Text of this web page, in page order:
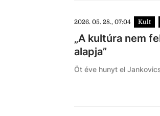
2026. 05. 28., 07:04 Kult
„A kultúra nem
alapja”
Öt éve hunyt el